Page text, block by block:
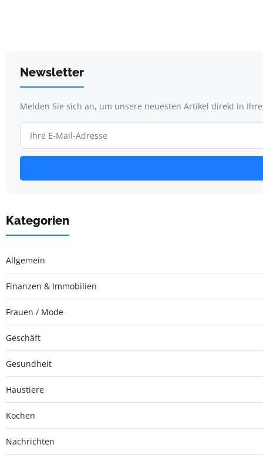
Newsletter
Melden Sie sich an, um unsere neuesten Artikel direkt in
Kategorien
Allgemein
Finanzen & Immobilien
Frauen / Mode
Geschäft
Gesundheit
Haustiere
Kochen
Nachrichten